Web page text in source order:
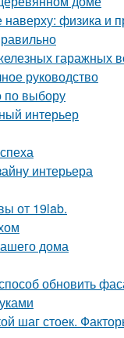
физика и
гаражных
руководство
по выбору
интерьер
интерьера
от 19lab.
дома
обновить
шаг стоек.